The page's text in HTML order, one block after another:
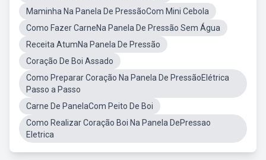
Maminha Na Panela De PressãoCom Mini Cebola
Como Fazer CarneNa Panela De Pressão Sem Água
Receita AtumNa Panela De Pressão
Coração De Boi Assado
Como Preparar Coração Na Panela De PressãoElétrica
Passo a Passo
Carne De PanelaCom Peito De Boi
Como Realizar Coração Boi Na Panela DePressao
Eletrica